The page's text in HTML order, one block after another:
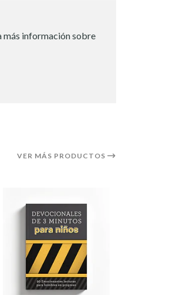
más información sobre
VER MÁS PRODUCTOS